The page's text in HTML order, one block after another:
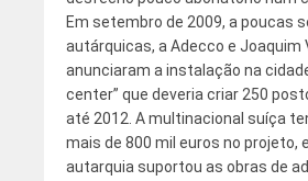
Em setembro de 2009, a poucas
autárquicas, a Adecco e Joaquim
anunciaram a instalação na cidade
center” que deveria criar 250
até 2012. A multinacional suíça
mais de 800 mil euros no projeto,
autarquia suportou as obras de